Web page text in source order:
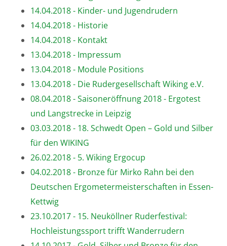
14.04.2018 - Kinder- und Jugendrudern
14.04.2018 - Historie
14.04.2018 - Kontakt
13.04.2018 - Impressum
13.04.2018 - Module Positions
13.04.2018 - Die Rudergesellschaft Wiking e.V.
08.04.2018 - Saisoneröffnung 2018 - Ergotest
und Langstrecke in Leipzig
03.03.2018 - 18. Schwedt Open – Gold und Silber
für den WIKING
26.02.2018 - 5. Wiking Ergocup
04.02.2018 - Bronze für Mirko Rahn bei den
Deutschen Ergometermeisterschaften in Essen-
Kettwig
23.10.2017 - 15. Neuköllner Ruderfestival:
Hochleistungssport trifft Wanderrudern